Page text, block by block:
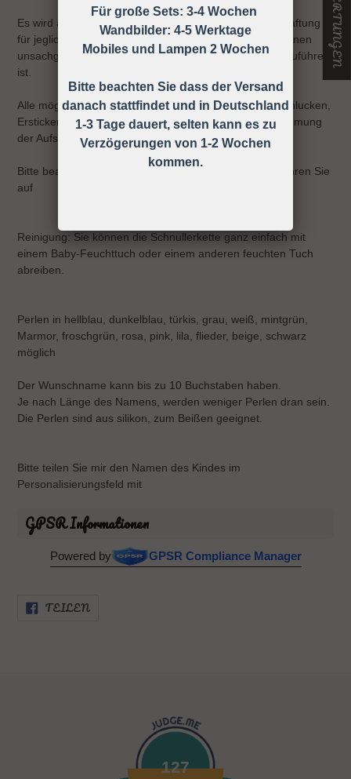
Es wird ausdrücklich darauf hingewiesen, dass keine Haftung
für jegliche Art von Risiken übernommen wird, die auf einen
unsachgemäßen Gebrauch der Schnullerkette zurück zuführen
ist.
Alle möglichen Unfälle und Verletzungen wie z.B. Verschlucken,
Ersticken, Strangulieren ect. können durch die Wahrnehmung
der Aufsichtspflicht vermieden werden!
Bitte beachten Sie die Gebrauchsanweisung und bewahren Sie
auf
Reinigung: Sie können die Schnullerkette ganz einfach mit
einem Baby-Feuchttuch oder einem anderen feuchten Tuch
abreiben.
Perlen in hellblau, dunkelblau, türkis, grau, weiß, mintgrün,
Marmor, froschgrün, rosa, pink, lila, flieder, beige, schwarz
möglich
Der Wunschname kann bis zu 10 Buchstaben haben.
Je nach Länge des Namens, werden weniger Perlen dran sein.
Die Perlen sind aus silikon, zum Beißen geeignet.
Bitte teilen Sie mir den Namen des Kindes im
Personalisierungsfeld mit
GPSR Informationen
Powered by GPSR Compliance Manager
TEILENFACEBOOK
127
Für große Sets: 3-4 Wochen
Wandbilder: 4-5 Werktage
Mobiles und Lampen 2 Wochen
Bitte beachten Sie dass der Versand
danach stattfindet und in Deutschland
1-3 Tage dauert, selten kann es zu
Verzögerungen von 1-2 Wochen
kommen.